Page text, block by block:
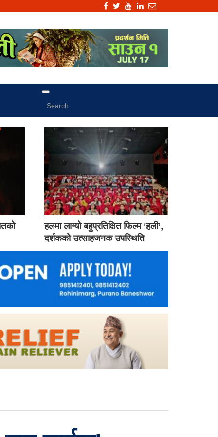
हलमा लाग्यो बहुप्रतिक्षित फिल्म ‘हली’,
दर्शकको उत्साहजनक उपस्थिति